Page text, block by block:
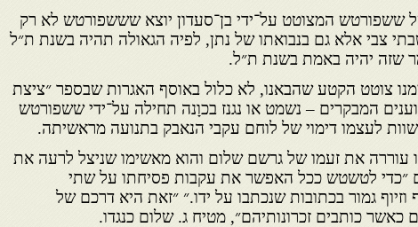
ששפורטש המצוטט על־ידי בן־סעדון יוצא שששפורטש לא רק
צבי אלא גם בנבואתו של נתן, לפיה הגאולה תהיה בשנת ת״ל
צוטט הקטע שהבאנו, לא כלול באוסף האגרות שבספר ״ציצת
המבקרים – נשמט או נגנז בכוָנה תחילה על־ידי ששפורטש
לעצמו דימוי של לוחם עקבי הנאבק בתנועה מראשיתה.
עוררה את זעמו של גרשם שלום והוא מאשימו שניצל לרעה את
״כדי לטשטש ככל האפשר את עקבות פסיחתו על שתי
וזיוף גמור בכתובות שנכתבו על ידו.״ ״זאת היא דרכם של
כאשר כותבים זכרונותיהם״, מטיח ג. שלום כנגדו.